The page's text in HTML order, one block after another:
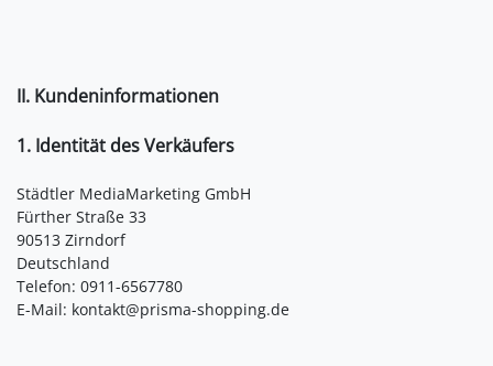
II. Kundeninformationen
1. Identität des Verkäufers
Städtler MediaMarketing GmbH
Fürther Straße 33
90513 Zirndorf
Deutschland
Telefon: 0911-6567780
E-Mail: kontakt@prisma-shopping.de